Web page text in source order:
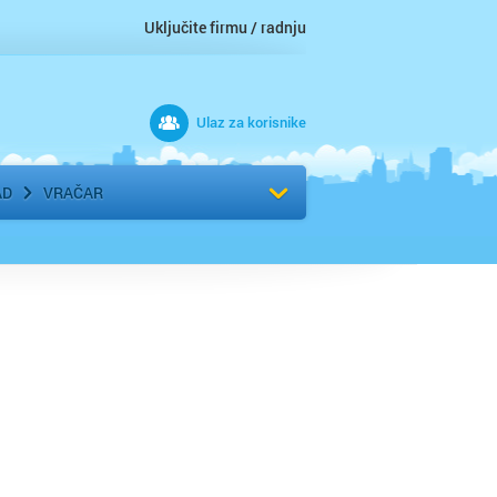
Uključite firmu / radnju
Ulaz za korisnike
VRAČAR